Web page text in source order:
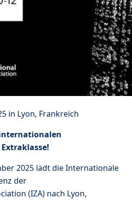
in Lyon, Frankreich
internationalen
2025 lädt die Internationale
der
(IZA) nach Lyon,